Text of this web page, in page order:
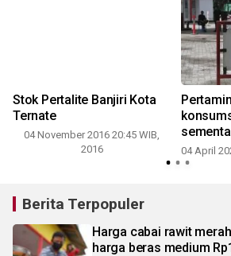
Stok Pertalite Banjiri Kota
Ternate
04 November 2016 20:45 WIB,
2016
Pertamina sebut
04 April
Berita Terpopuler
Harga cabai rawit
harga beras medium